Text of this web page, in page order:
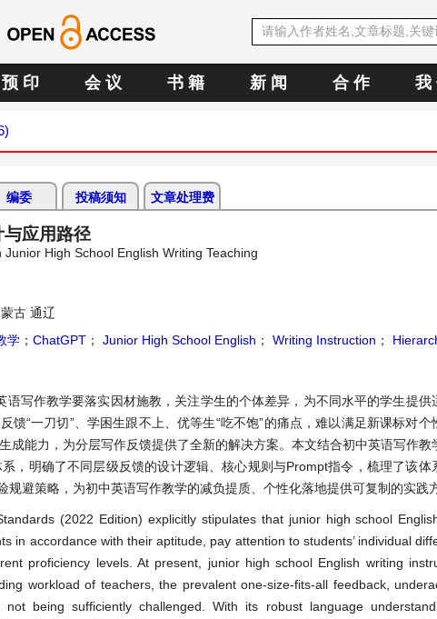
预 印 会 议 书 籍 新 闻 合 作 我
编委 投稿须知 文章处理费
应用路径
High School English Writing Teaching
古 通辽
学 ； ChatGPT ； Junior High School English ； Writing Instruction ；
语写作教学要落实因材施教，关注学生的个体差异，为不同水平的学生提供
“一刀切”、学困生跟不上、优等生“吃不饱”的痛点，难以满足新课标对个
成能力，为分层写作反馈提供了全新的解决方案。本文结合初中英语写作教
，明确了不同层级反馈的设计逻辑、核心规则与Prompt指令，梳理了该体
避策略，为初中英语写作教学的减负提质、个性化落地提供可复制的实践
(2022 Edition) explicitly stipulates that junior high school
in accordance with their aptitude, pay attention to students’ individual
proficiency levels. At present, junior high school English writing
workload of teachers, the prevalent one-size-fits-all feedback,
being sufficiently challenged. With its robust language